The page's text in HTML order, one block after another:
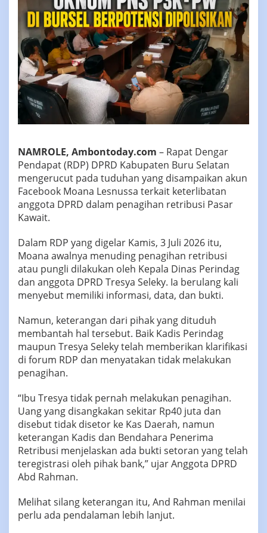
NAMROLE, Ambontoday.com – Rapat Dengar
Pendapat (RDP) DPRD Kabupaten Buru Selatan
mengerucut pada tuduhan yang disampaikan akun
Facebook Moana Lesnussa terkait keterlibatan
anggota DPRD dalam penagihan retribusi Pasar
Kawait.
Dalam RDP yang digelar Kamis, 3 Juli 2026 itu,
Moana awalnya menuding penagihan retribusi
atau pungli dilakukan oleh Kepala Dinas Perindag
dan anggota DPRD Tresya Seleky. Ia berulang kali
menyebut memiliki informasi, data, dan bukti.
Namun, keterangan dari pihak yang dituduh
membantah hal tersebut. Baik Kadis Perindag
maupun Tresya Seleky telah memberikan klarifikasi
di forum RDP dan menyatakan tidak melakukan
penagihan.
“Ibu Tresya tidak pernah melakukan penagihan.
Uang yang disangkakan sekitar Rp40 juta dan
disebut tidak disetor ke Kas Daerah, namun
keterangan Kadis dan Bendahara Penerima
Retribusi menjelaskan ada bukti setoran yang telah
teregistrasi oleh pihak bank,” ujar Anggota DPRD
Abd Rahman.
Melihat silang keterangan itu, And Rahman menilai
perlu ada pendalaman lebih lanjut.